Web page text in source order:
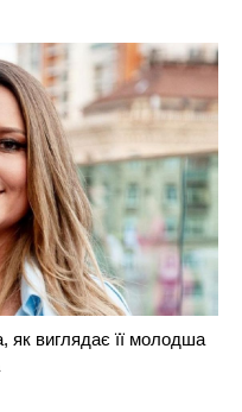
як виглядає її молодша